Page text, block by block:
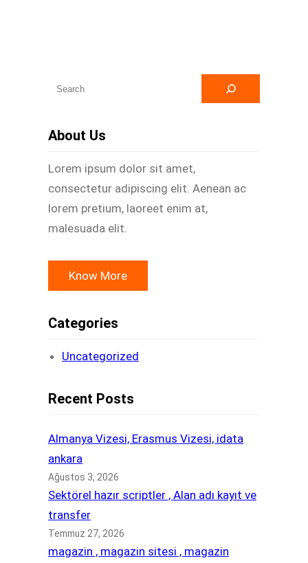
About Us
Lorem ipsum dolor sit amet,
consectetur adipiscing elit. Aenean ac
lorem pretium, laoreet enim at,
malesuada elit.
Know More
Categories
Uncategorized
Recent Posts
Almanya Vizesi, Erasmus Vizesi, idata
ankara
Ağustos 3, 2026
Sektörel hazır scriptler , Alan adı kayıt ve
transfer
Temmuz 27, 2026
magazin , magazin sitesi , magazin